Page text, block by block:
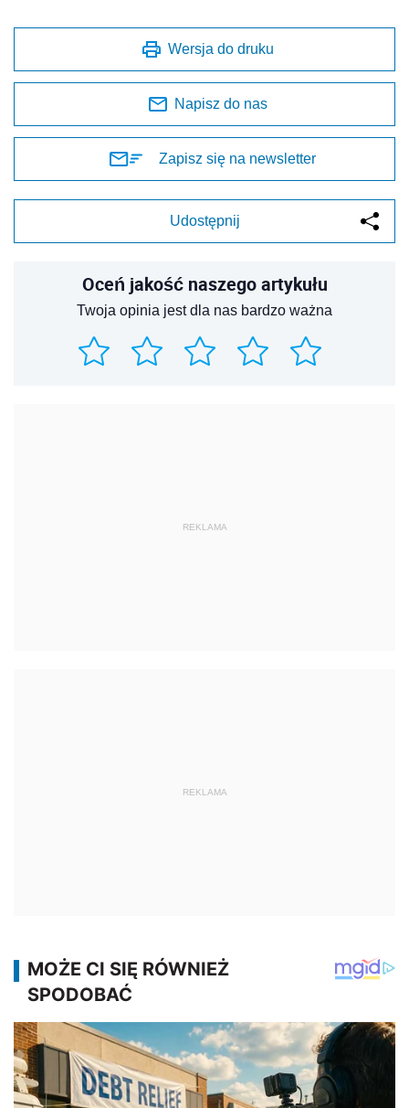
Wersja do druku
Napisz do nas
Zapisz się na newsletter
Udostępnij
Oceń jakość naszego artykułu
Twoja opinia jest dla nas bardzo ważna
REKLAMA
REKLAMA